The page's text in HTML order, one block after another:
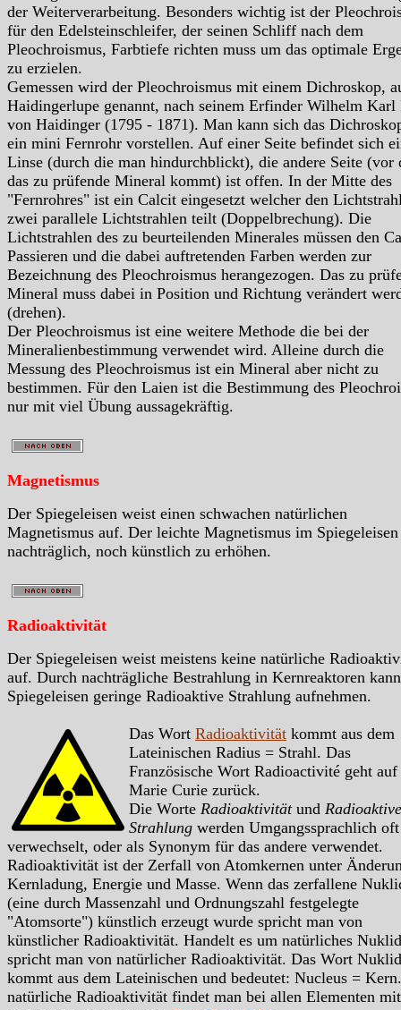
der Weiterverarbeitung. Besonders wichtig ist der
für den Edelsteinschleifer, der seinen Schliff nach dem
Pleochroismus, Farbtiefe richten muss um das optimale
zu erzielen.
Gemessen wird der Pleochroismus mit einem Dichroskop,
Haidingerlupe genannt, nach seinem Erfinder Wilhelm Karl
von Haidinger (1795 - 1871). Man kann sich das
ein mini Fernrohr vorstellen. Auf einer Seite befindet sich
Linse (durch die man hindurchblickt), die andere Seite (vor
das zu prüfende Mineral kommt) ist offen. In der Mitte des
"Fernrohres" ist ein Calcit eingesetzt welcher den
zwei parallele Lichtstrahlen teilt (Doppelbrechung). Die
Lichtstrahlen des zu beurteilenden Minerales müssen den
Passieren und die dabei auftretenden Farben werden zur
Bezeichnung des Pleochroismus herangezogen. Das zu
Mineral muss dabei in Position und Richtung verändert
(drehen).
Der Pleochroismus ist eine weitere Methode die bei der
Mineralienbestimmung verwendet wird. Alleine durch die
Messung des Pleochroismus ist ein Mineral aber nicht zu
bestimmen. Für den Laien ist die Bestimmung des
nur mit viel Übung aussagekräftig.
Magnetismus
Der Spiegeleisen weist einen schwachen natürlichen
Magnetismus auf. Der leichte Magnetismus im
nachträglich, noch künstlich zu erhöhen.
Radioaktivität
Der Spiegeleisen weist meistens keine natürliche
auf. Durch nachträgliche Bestrahlung in Kernreaktoren
Spiegeleisen geringe Radioaktive Strahlung aufnehmen.
Das Wort Radioaktivität kommt aus dem
Lateinischen Radius = Strahl. Das
Französische Wort Radioactivité geht auf
Marie Curie zurück.
Die Worte Radioaktivitätund Radioaktive
Strahlung werden Umgangssprachlich oft
verwechselt, oder als Synonym für das andere verwendet.
Radioaktivität ist der Zerfall von Atomkernen unter
Kernladung, Energie und Masse. Wenn das zerfallene
(eine durch Massenzahl und Ordnungszahl festgelegte
"Atomsorte") künstlich erzeugt wurde spricht man von
künstlicher Radioaktivität. Handelt es um natürliches Nuklid
spricht man von natürlicher Radioaktivität. Das Wort Nuklid
kommt aus dem Lateinischen und bedeutet: Nucleus =
natürliche Radioaktivität findet man bei allen Elementen